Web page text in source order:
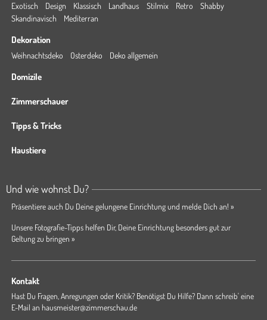
Exotisch Design Klassisch Landhaus Stilmix Retro
Shabby
Skandinavisch
Mediterran
Dekoration
Weihnachtsdeko Osterdeko Deko allgemein
Domizile
Zimmerschauer
Tipps & Tricks
Haustiere
Und wie wohnst Du?
Präsentiere auch Du Deine gelungene Einrichtung und melde Dich an! »
Unsere Fotografie-Tipps helfen Dir, Deine Einrichtung besonders gut zur
Geltung zu bringen »
Kontakt
Hast Du Fragen, Anregungen oder Kritik? Benötigst Du Hilfe? Dann schreib' eine
E-Mail an hausmeister@zimmerschau.de